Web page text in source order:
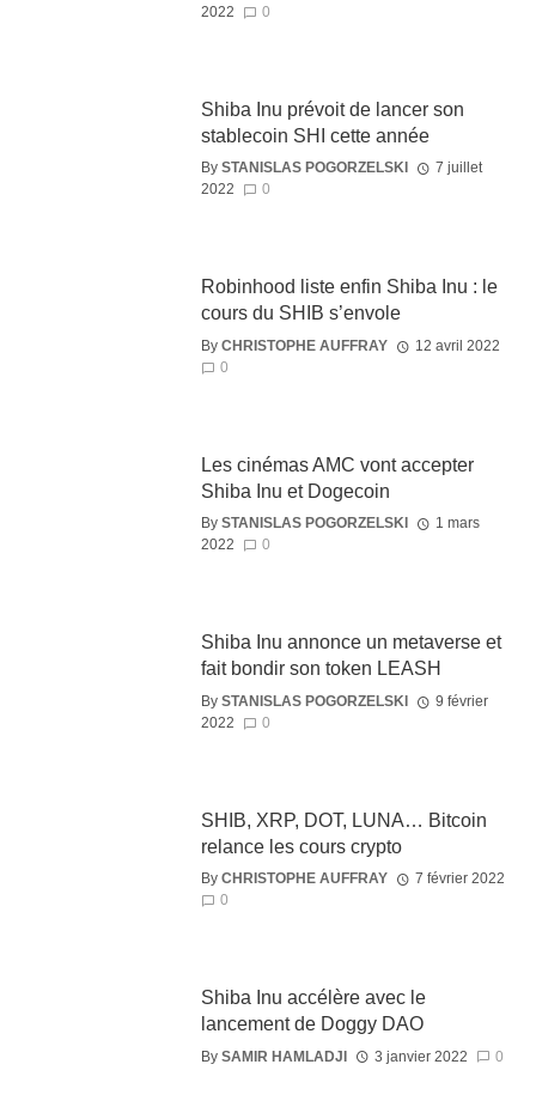
2022
0
Shiba Inu prévoit de lancer son
stablecoin SHI cette année
By STANISLAS POGORZELSKI
7 juillet
2022
0
Robinhood liste enfin Shiba Inu : le
cours du SHIB s’envole
By CHRISTOPHE AUFFRAY
12 avril 2022
0
Les cinémas AMC vont accepter
Shiba Inu et Dogecoin
By STANISLAS POGORZELSKI
1 mars
2022
0
Shiba Inu annonce un metaverse et
fait bondir son token LEASH
By STANISLAS POGORZELSKI
9 février
2022
0
SHIB, XRP, DOT, LUNA… Bitcoin
relance les cours crypto
By CHRISTOPHE AUFFRAY
7 février 2022
0
Shiba Inu accélère avec le
lancement de Doggy DAO
By SAMIR HAMLADJI 3 janvier 2022 0